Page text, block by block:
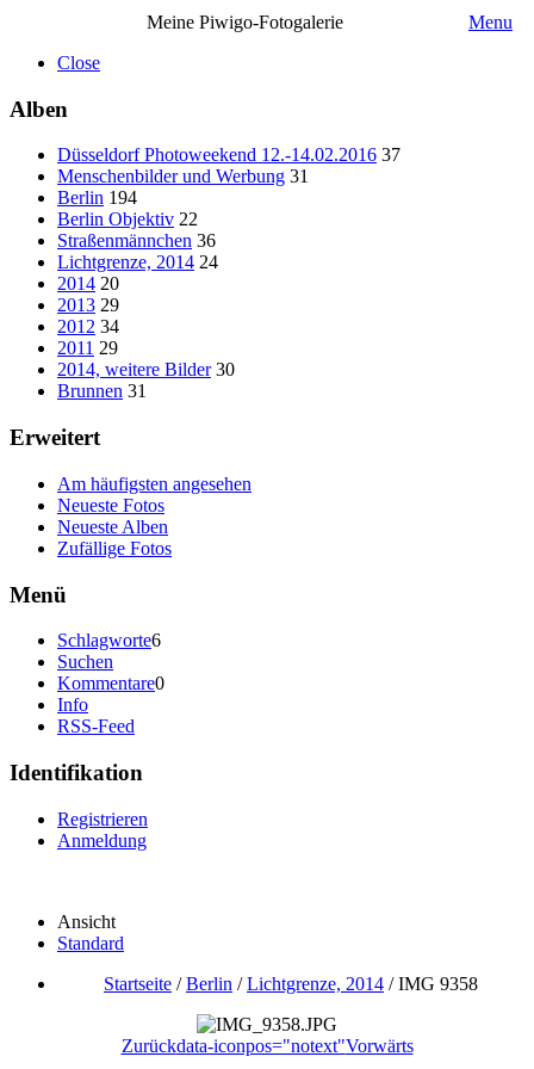
Meine Piwigo-Fotogalerie
Menu
Close
Alben
Düsseldorf Photoweekend 12.-14.02.2016 37
Menschenbilder und Werbung 31
Berlin 194
Berlin Objektiv 22
Straßenmännchen 36
Lichtgrenze, 2014 24
2014 20
2013 29
2012 34
2011 29
2014, weitere Bilder 30
Brunnen 31
Erweitert
Am häufigsten angesehen
Neueste Fotos
Neueste Alben
Zufällige Fotos
Menü
Schlagworte6
Suchen
Kommentare0
Info
RSS-Feed
Identifikation
Registrieren
Anmeldung
Ansicht
Standard
Startseite /Berlin /Lichtgrenze, 2014 /IMG 9358
Zurückdata-iconpos="notext"Vorwärts